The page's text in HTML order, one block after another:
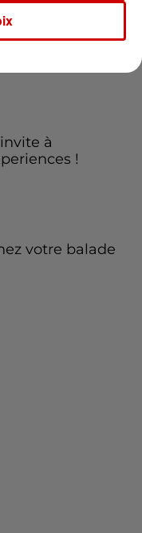
pour le
à
!
votre balade